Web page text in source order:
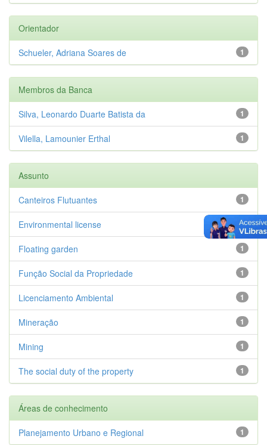
Orientador
1
Schueler, Adriana Soares de
Membros da Banca
1
Silva, Leonardo Duarte Batista da
1
Vilella, Lamounier Erthal
Assunto
1
Canteiros Flutuantes
1
Environmental license
1
Floating garden
1
Função Social da Propriedade
1
Licenciamento Ambiental
1
Mineração
1
Mining
1
The social duty of the property
Áreas de conhecimento
1
Planejamento Urbano e Regional